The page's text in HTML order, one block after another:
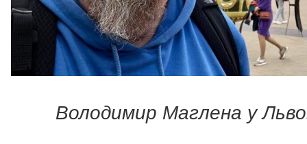
Володимир Маглена у